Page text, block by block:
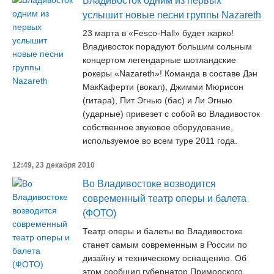
услышит новые песни группы Nazareth
23 марта в «Fesco-Hall» будет жарко!
Владивосток порадуют большим сольным
концертом легендарные шотландские
рокеры «Nazareth»! Команда в составе Дэн
МакКаферти (вокал), Джимми Мюрисон
(гитара), Пит Эгнью (бас) и Ли Эгнью
(ударные) привезет с собой во Владивосток
собственное звуковое оборудование,
используемое во всем туре 2011 года.
12:49, 23 декабря 2010
Во Владивостоке возводится
современный театр оперы и балета
(ФОТО)
Театр оперы и балеты во Владивостоке
станет самым современным в России по
дизайну и техническому оснащению. Об
этом сообщил губернатор Приморского